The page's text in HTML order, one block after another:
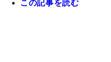
この記事を読む